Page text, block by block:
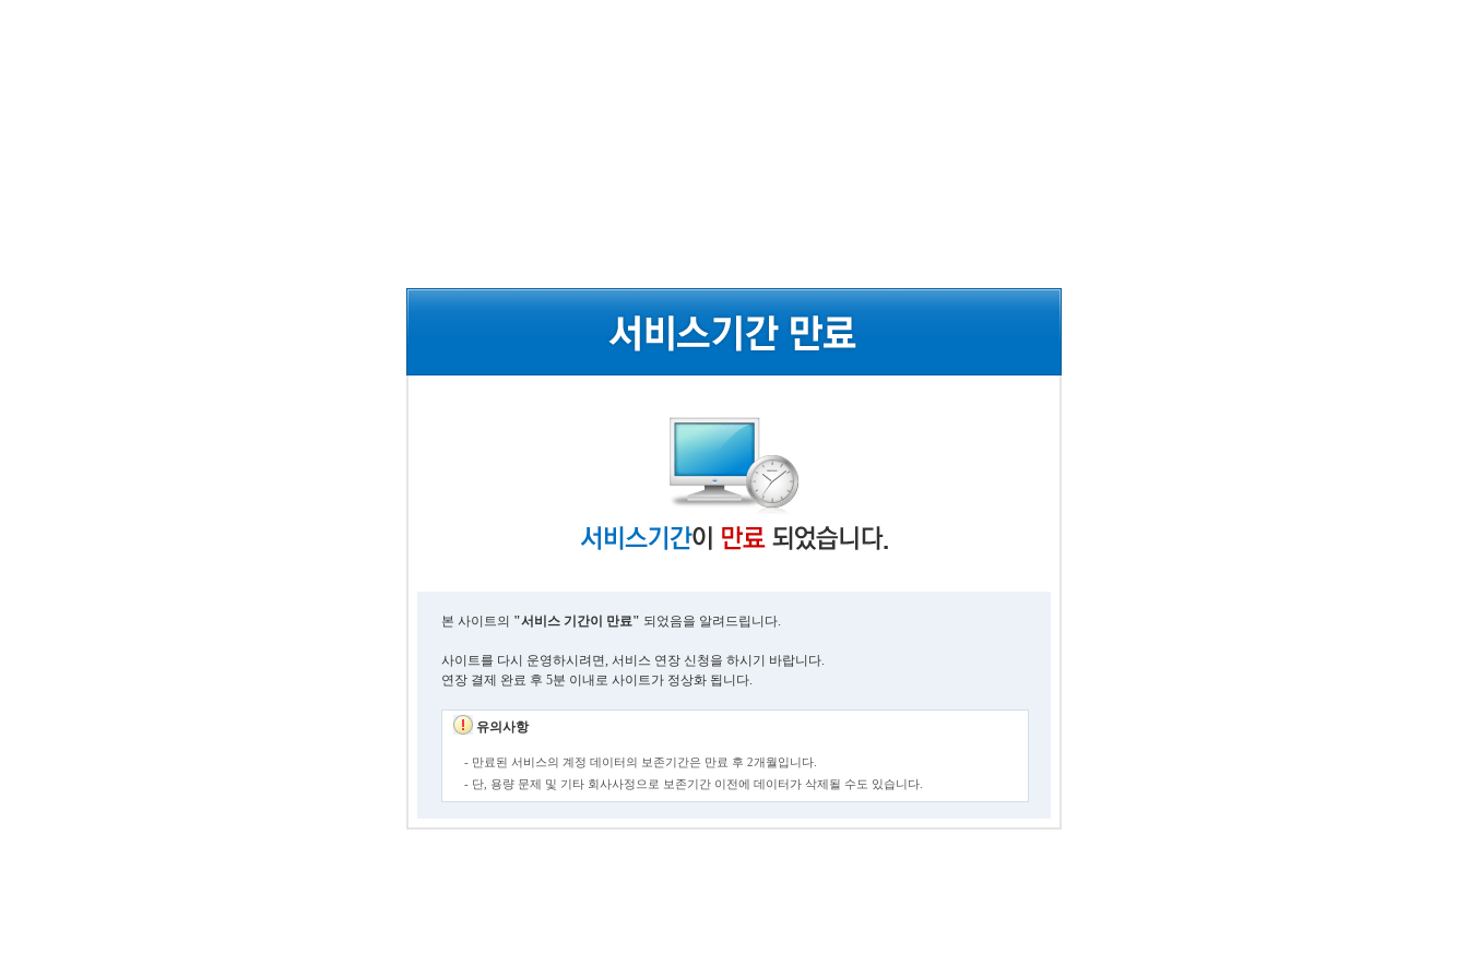
본 사이트의 "서비스 기간이 만료" 되었음을 알려드립니다.
사이트를 다시 운영하시려면, 서비스 연장 신청을 하시기 바랍니다.
연장 결제 완료 후 5분 이내로 사이트가 정상화 됩니다.
유의사항
- 만료된 서비스의 계정 데이터의 보존기간은 만료 후 2개월입니다.
- 단, 용량 문제 및 기타 회사사정으로 보존기간 이전에 데이터가 삭제될 수도 있습니다.